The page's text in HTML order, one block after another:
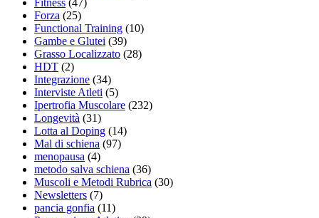
Fitness (47)
Forza (25)
Functional Training (10)
Gambe e Glutei (39)
Grasso Localizzato (28)
HDT (2)
Integrazione (34)
Interviste Atleti (5)
Ipertrofia Muscolare (232)
Longevità (31)
Lotta al Doping (14)
Mal di schiena (97)
menopausa (4)
metodo salva schiena (36)
Muscoli e Metodi Rubrica (30)
Newsletters (7)
pancia gonfia (11)